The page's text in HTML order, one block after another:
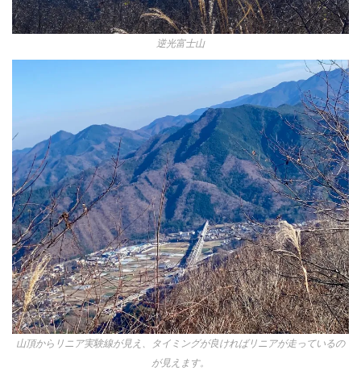
逆光富士山
山頂からリニア実験線が見え、タイミングが良ければリニアが走っているの
が見えます。